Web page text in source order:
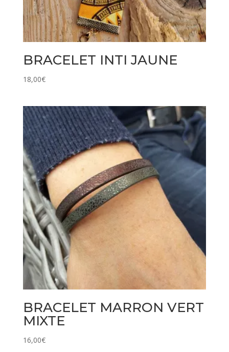
BRACELET INTI JAUNE
18,00€
BRACELET MARRON VERT
MIXTE
16,00€